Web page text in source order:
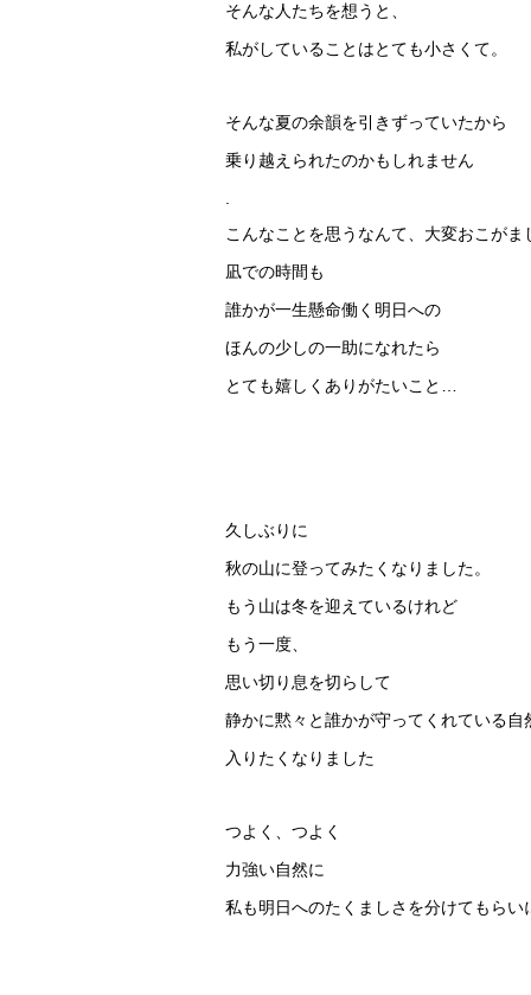
そんな人たちを想うと、
私がしていることはとても小さくて。
そんな夏の余韻を引きずっていたから
乗り越えられたのかもしれません
こんなことを思うなんて、大変おこがま
凪での時間も
誰かが一生懸命働く明日への
ほんの少しの一助になれたら
とても嬉しくありがたいこと…
久しぶりに
秋の山に登ってみたくなりました。
もう山は冬を迎えているけれど
もう一度、
思い切り息を切らして
静かに黙々と誰かが守ってくれている自
入りたくなりました
つよく、つよく
力強い自然に
私も明日へのたくましさを分けてもらい